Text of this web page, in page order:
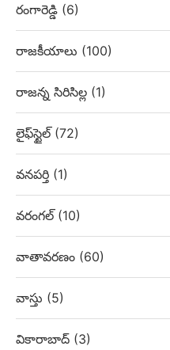
రంగారెడ్డి (6)
రాజకీయాలు (100)
రాజన్న సిరిసిల్ల (1)
లైఫ్‌స్టైల్ (72)
వనపర్తి (1)
వరంగల్ (10)
వాతావరణం (60)
వాస్తు (5)
వికారాబాద్ (3)